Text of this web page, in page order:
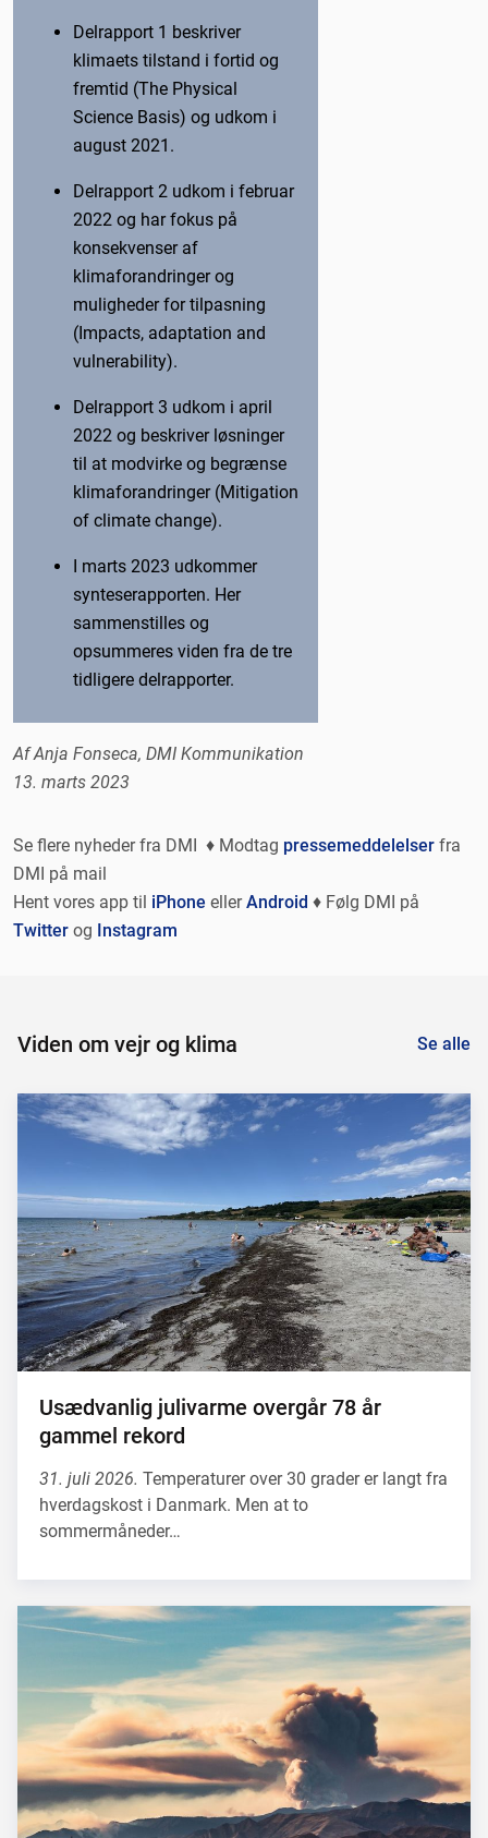
Delrapport 1 beskriver
klimaets tilstand i fortid og
fremtid (The Physical
Science Basis) og udkom i
august 2021.
Delrapport 2 udkom i februar
2022 og har fokus på
konsekvenser af
klimaforandringer og
muligheder for tilpasning
(Impacts, adaptation and
vulnerability).
Delrapport 3 udkom i april
2022 og beskriver løsninger
til at modvirke og begrænse
klimaforandringer (Mitigation
of climate change).
I marts 2023 udkommer
synteserapporten. Her
sammenstilles og
opsummeres viden fra de tre
tidligere delrapporter.
Af Anja Fonseca, DMI Kommunikation
13. marts 2023
Se flere nyheder fra DMI ♦ Modtag pressemeddelelser fra
DMI på mail
Hent vores app til iPhone ellerAndroid ♦ Følg DMI på
Twitter og Instagram
Viden om vejr og klima Se alle
Usædvanlig julivarme overgår 78 år
gammel rekord
31. juli 2026. Temperaturer over 30 grader er langt fra
hverdagskost i Danmark. Men at to
sommermåneder…